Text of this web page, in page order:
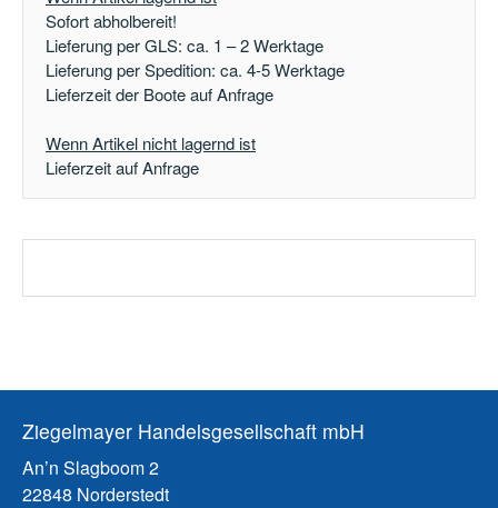
Sofort abholbereit!
Lieferung per GLS: ca. 1 – 2 Werktage
Lieferung per Spedition: ca. 4-5 Werktage
Lieferzeit der Boote auf Anfrage
Wenn Artikel nicht lagernd ist
Lieferzeit auf Anfrage
Ziegelmayer Handelsgesellschaft mbH
An’n Slagboom 2
22848 Norderstedt